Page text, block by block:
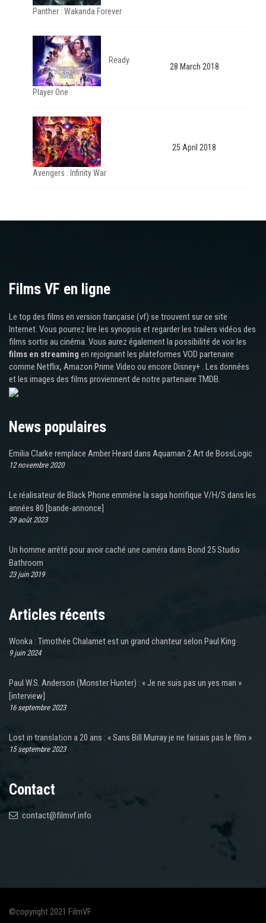
Panther : Wakanda Forever
Ready
Player One
28 March 2018
Avengers : Infinity War
25 April 2018
Films VF en ligne
Le top des films en version française (vf) se trouvent sur ce site
Internet. Vous pourrez lire les synopsis et regarder les trailers vidéos des
films sortis au cinéma. Vous aurez également la possibilité de voir les
films en streaming en rejoignant les plateformes VOD partenaire
comme Netflix, Amazon Prime Video ou encore Disney+ . Les données
et les images des films proviennent de notre partenaire TMDB.
News populaires
Emilia Clarke remplace Amber Heard dans Aquaman 2 Art de BossLogic
12 novembre 2020
Le réalisateur de Black Phone emmène la saga horrifique V/H/S dans les
années 80 [bande-annonce]
29 août 2023
Un homme arrêté pour avoir caché une caméra dans Bond 25 Studio
Bathroom
23 juin 2019
Articles récents
Wonka : Timothée Chalamet est un grand chanteur selon Paul King
9 juin 2024
Paul W.S. Anderson (Monster Hunter) : « Je ne suis pas un yes man »
[interview]
16 septembre 2023
Lost in translation a 20 ans : « Sans Bill Murray je ne faisais pas le film »
15 septembre 2023
Contact
contact@filmvf.info
©copyright 2021 FilmVF